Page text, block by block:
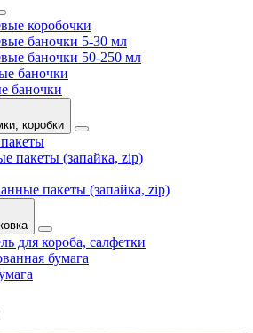
коробочки
баночки 5-30 мл
баночки 50-250 мл
баночки
баночки
коробки
пакеты (запайка, zip)
пакеты (запайка, zip)
для короба, салфетки
бумага